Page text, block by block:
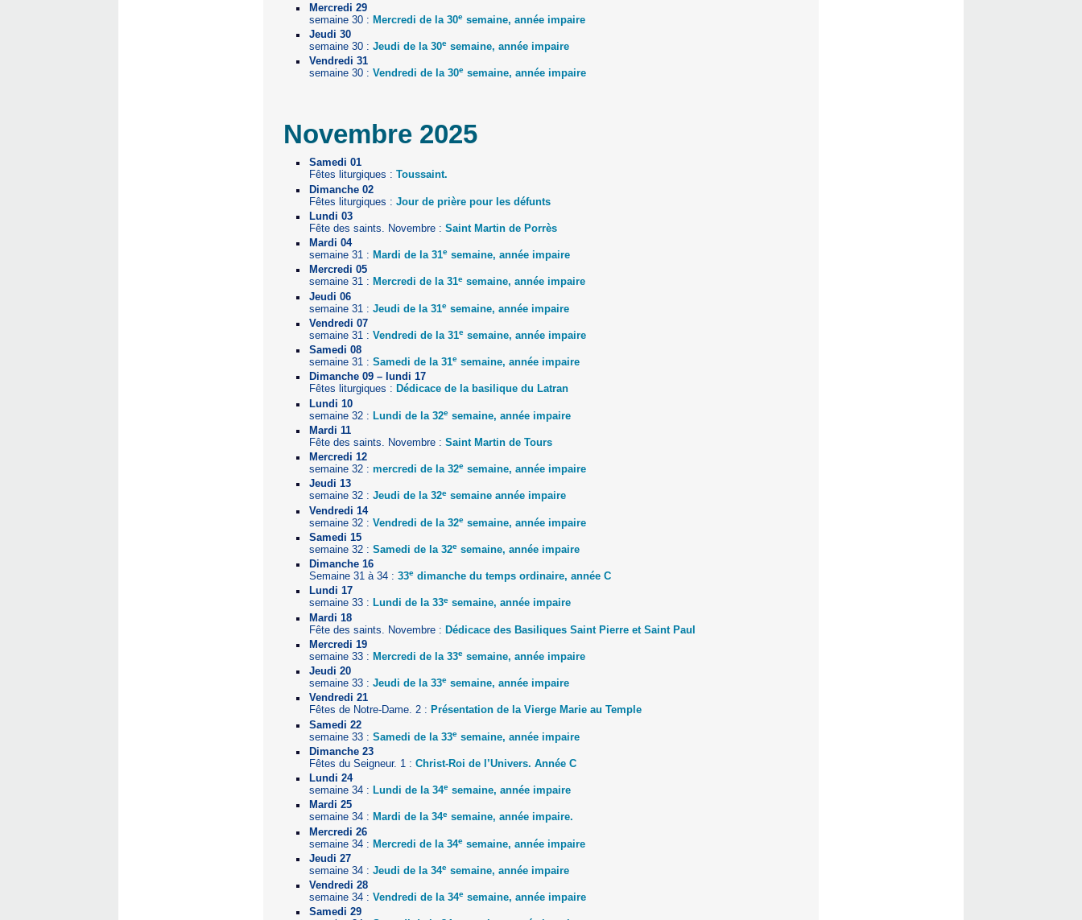
Mercredi 29
semaine 30 :Mercredi de la 30e semaine, année impaire
Jeudi 30
semaine 30 :Jeudi de la 30e semaine, année impaire
Vendredi 31
semaine 30 :Vendredi de la 30e semaine, année impaire
Novembre 2025
Samedi 01
Fêtes liturgiques :Toussaint.
Dimanche 02
Fêtes liturgiques :Jour de prière pour les défunts
Lundi 03
Fête des saints. Novembre :Saint Martin de Porrès
Mardi 04
semaine 31 : Mardi de la 31e semaine, année impaire
Mercredi 05
semaine 31 : Mercredi de la 31e semaine, année impaire
Jeudi 06
semaine 31 :Jeudi de la 31e semaine, année impaire
Vendredi 07
semaine 31 :Vendredi de la 31e semaine, année impaire
Samedi 08
semaine 31 :Samedi de la 31e semaine, année impaire
Dimanche 09 – lundi 17
Fêtes liturgiques : Dédicace de la basilique du Latran
Lundi 10
semaine 32 :Lundi de la 32e semaine, année impaire
Mardi 11
Fête des saints. Novembre :Saint Martin de Tours
Mercredi 12
semaine 32 :mercredi de la 32e semaine, année impaire
Jeudi 13
semaine 32 :Jeudi de la 32e semaine année impaire
Vendredi 14
semaine 32 :Vendredi de la 32e semaine, année impaire
Samedi 15
semaine 32 :Samedi de la 32e semaine, année impaire
Dimanche 16
Semaine 31 à 34 :33e dimanche du temps ordinaire, année C
Lundi 17
semaine 33 : Lundi de la 33e semaine, année impaire
Mardi 18
Fête des saints. Novembre :Dédicace des Basiliques Saint Pierre et Saint Paul
Mercredi 19
semaine 33 : Mercredi de la 33e semaine, année impaire
Jeudi 20
semaine 33 :Jeudi de la 33e semaine, année impaire
Vendredi 21
Fêtes de Notre-Dame. 2 : Présentation de la Vierge Marie au Temple
Samedi 22
semaine 33 :Samedi de la 33e semaine, année impaire
Dimanche 23
Fêtes du Seigneur. 1 :Christ-Roi de l’Univers. Année C
Lundi 24
semaine 34 : Lundi de la 34e semaine, année impaire
Mardi 25
semaine 34 : Mardi de la 34e semaine, année impaire.
Mercredi 26
semaine 34 :Mercredi de la 34e semaine, année impaire
Jeudi 27
semaine 34 :Jeudi de la 34e semaine, année impaire
Vendredi 28
semaine 34 :Vendredi de la 34e semaine, année impaire
Samedi 29